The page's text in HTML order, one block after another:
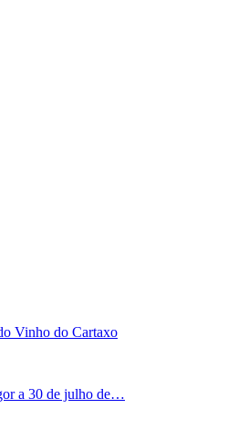
Vinho do Cartaxo
a 30 de julho de…